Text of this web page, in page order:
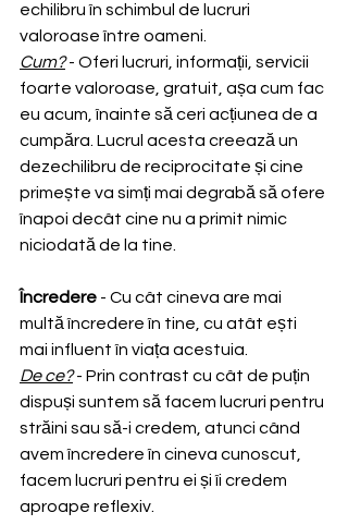
echilibru în schimbul de lucruri
valoroase între oameni.
Cum? - Oferi lucruri, informații, servicii
foarte valoroase, gratuit, așa cum fac
eu acum, înainte să ceri acțiunea de a
cumpăra. Lucrul acesta creează un
dezechilibru de reciprocitate și cine
primește va simți mai degrabă să ofere
înapoi decât cine nu a primit nimic
niciodată de la tine.
Încredere - Cu cât cineva are mai
multă încredere în tine, cu atât ești
mai influent în viața acestuia.
De ce? - Prin contrast cu cât de puțin
dispuși suntem să facem lucruri pentru
străini sau să-i credem, atunci când
avem încredere în cineva cunoscut,
facem lucruri pentru ei și îi credem
aproape reflexiv.